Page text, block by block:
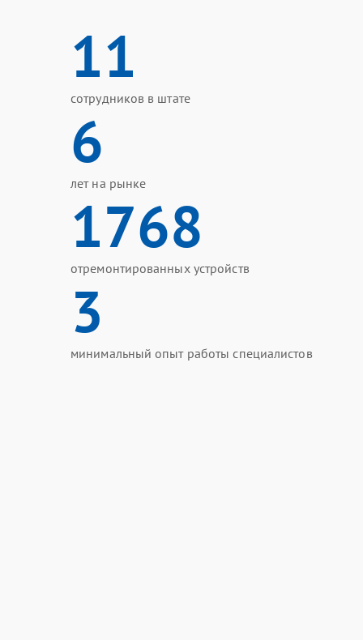
11
сотрудников в штате
6
лет на рынке
1768
отремонтированных устройств
3
минимальный опыт работы специалистов